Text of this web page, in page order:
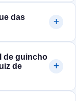
das
de guincho
de